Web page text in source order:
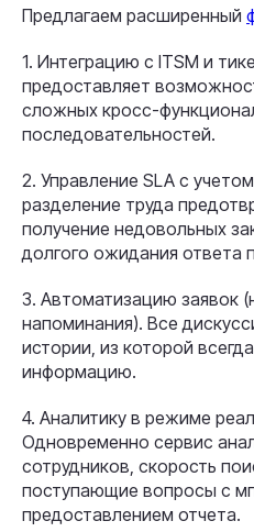
Предлагаем расширенный
1. Интеграцию с ITSM и
предоставляет
сложных кросс-
последовательностей.
2. Управление SLA с
разделение труда
получение недовольных
долгого ожидания ответа
3. Автоматизацию заявок
напоминания). Все
истории, из которой
информацию.
4. Аналитику в режиме
Одновременно сервис
сотрудников, скорость
поступающие вопросы с
предоставлением отчета.